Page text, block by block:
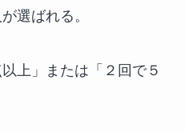
選ばれる。
上」または「２回で５